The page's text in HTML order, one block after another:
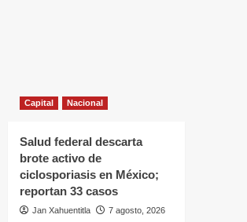
Capital Nacional
Salud federal descarta
brote activo de
ciclosporiasis en México;
reportan 33 casos
Jan Xahuentitla 7 agosto, 2026